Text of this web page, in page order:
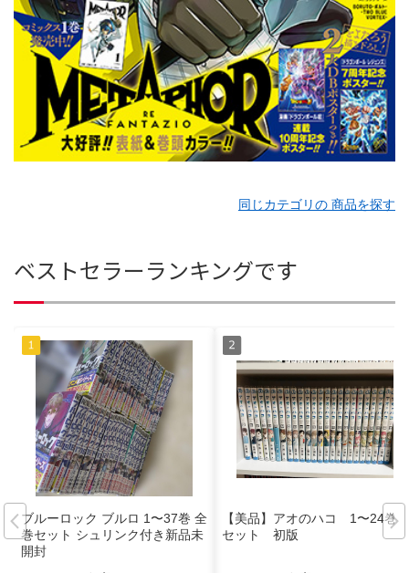
同じカテゴリの 商品を探す
ベストセラーランキングです
ブルーロック ブルロ 1〜37巻 全
巻セット シュリンク付き新品未
開封
【美品】アオのハコ 1〜24巻
セット 初版